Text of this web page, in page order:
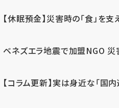
【休眠預金】災害時の「食」を
ベネズエラ地震で加盟NGO
【コラム更新】実は身近な「